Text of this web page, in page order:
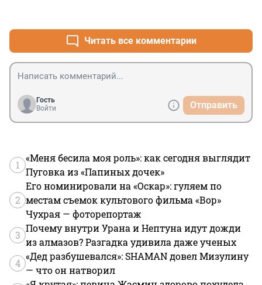
Читать все комментарии
Гость
Войти
Отправить
1
«Меня бесила моя роль»: как сегодня выглядит
Пуговка из «Папиных дочек»
2
Его номинировали на «Оскар»: гуляем по
местам съемок культового фильма «Вор»
Чухрая — фоторепортаж
3
Почему внутри Урана и Нептуна идут дожди
из алмазов? Разгадка удивила даже ученых
4
«Дед разбушевался»: SHAMAN довел Мизулину
— что он натворил